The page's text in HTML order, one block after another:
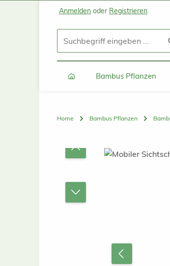
Zum Hauptinhalt springen
Zur Suche springen
Zur Hauptnavigation springen
Anmelden oder Registrieren
Bambus Pflanzen
Home Bambus Pflanzen
Bildergalerie überspringen